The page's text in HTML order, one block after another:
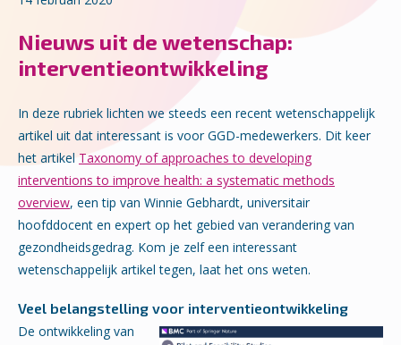
Nieuws uit de wetenschap:
interventieontwikkeling
In deze rubriek lichten we steeds een recent wetenschappelijk
artikel uit dat interessant is voor GGD-medewerkers. Dit keer
het artikel Taxonomy of approaches to developing
interventions to improve health: a systematic methods
overview, een tip van Winnie Gebhardt, universitair
hoofddocent en expert op het gebied van verandering van
gezondheidsgedrag. Kom je zelf een interessant
wetenschappelijk artikel tegen, laat het ons weten.
Veel belangstelling voor interventieontwikkeling
De ontwikkeling van